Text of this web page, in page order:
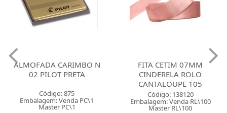
ALMOFADA CARIMBO N
02 PILOT PRETA
Código: 875
Embalagem: Venda PC\1
Master PC\1
FITA CETIM 07MM
CINDERELA ROLO
CANTALOUPE 105
Código: 138120
Embalagem: Venda RL\100
Master RL\100